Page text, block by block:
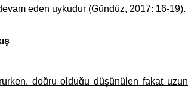
eden uykudur (Gündüz, 2017: 16-19).
doğru olduğu düşünülen fakat uzun